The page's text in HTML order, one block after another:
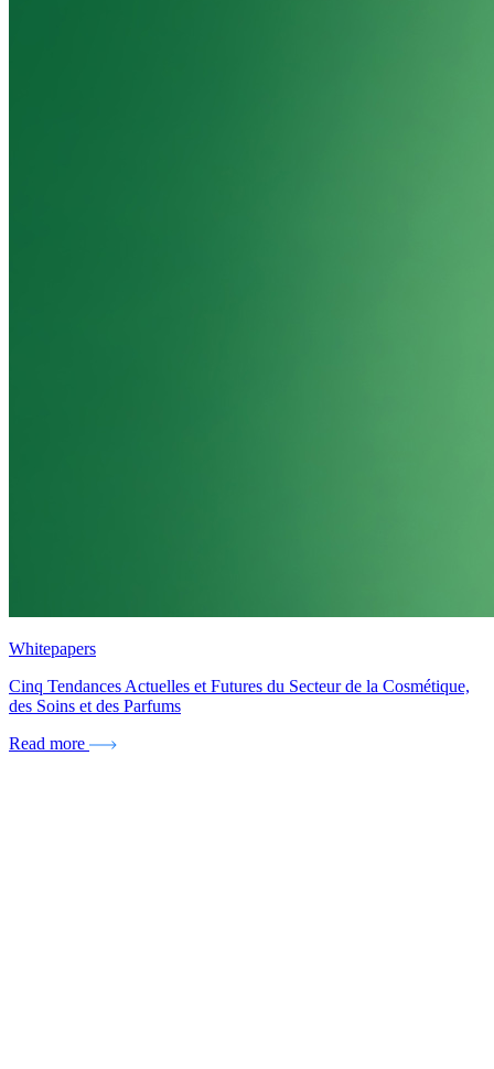
Whitepapers
Cinq Tendances Actuelles et Futures du Secteur de la Cosmétique,
des Soins et des Parfums
Read more